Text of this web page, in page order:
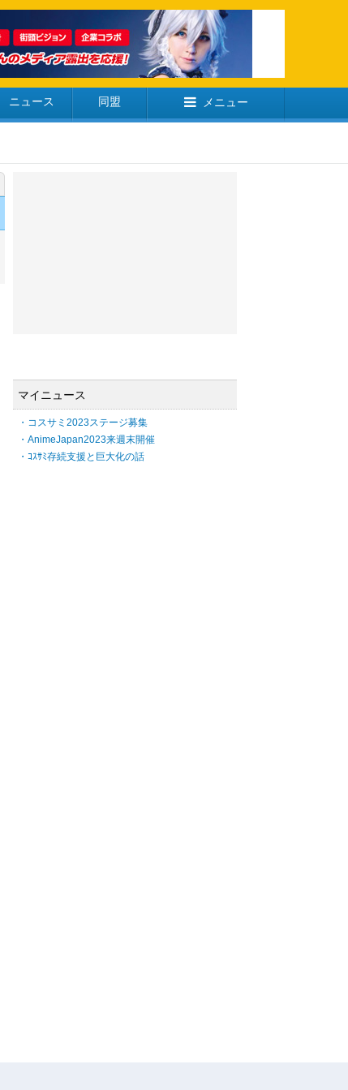
ニュース 同盟 メニュー
マイニュース
・コスサミ2023ステージ募集
・AnimeJapan2023来週末開催
・ｺｽｻﾐ存続支援と巨大化の話